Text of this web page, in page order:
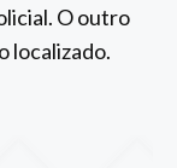
O outro
localizado.